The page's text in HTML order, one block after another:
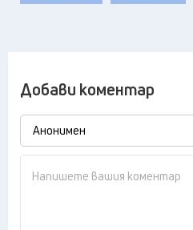
Добави коментар